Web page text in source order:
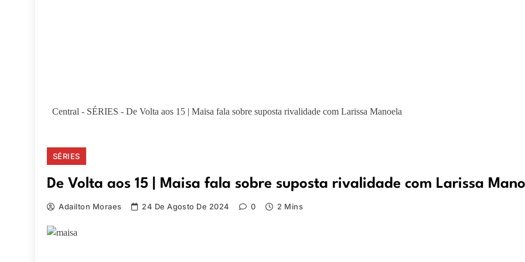
Central - SÉRIES - De Volta aos 15 | Maisa fala sobre suposta rivalidade com Larissa Manoela
SÉRIES
De Volta aos 15 | Maisa fala sobre suposta rivalidade com Larissa
Adailton Moraes 24 De Agosto De 2024 0 2 Mins